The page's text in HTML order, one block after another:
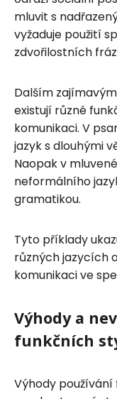
mluvit s
vyžaduje použití
zdvořilostních
Dalším
existují různé
komunikaci. V
jazyk s dlouhými
Naopak v
neformálního
gramatikou.
Tyto příklady
různých jazycích
komunikaci ve
Výhody a
funkčních
Výhody